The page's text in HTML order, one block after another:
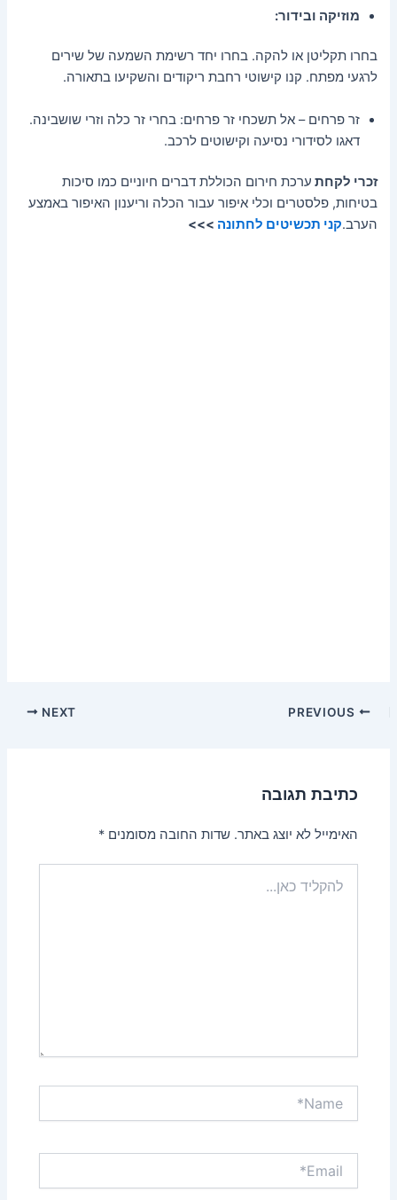
מוזיקה ובידור:
בחרו תקליטן או להקה. בחרו יחד רשימת השמעה של שירים
לרגעי מפתח. קנו קישוטי רחבת ריקודים והשקיעו בתאורה.
זר פרחים – אל תשכחי זר פרחים: בחרי זר כלה וזרי שושבינה.
דאגו לסידורי נסיעה וקישוטים לרכב.
זכרי לקחת ערכת חירום הכוללת דברים חיוניים כמו סיכות
בטיחות, פלסטרים וכלי איפור עבור הכלה וריענון האיפור באמצע
הערב.קני תכשיטים לחתונה >>>
NEXT
כתיבת תגובה
האימייל לא יוצג באתר. שדות החובה מסומנים*
כאן...